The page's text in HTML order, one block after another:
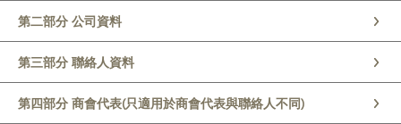
第二部分 公司資料
第三部分 聯絡人資料
第四部分 商會代表(只適用於商會代表與聯絡人不同)